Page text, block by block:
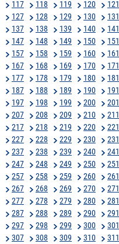
117
118 119 120 121
127
128 129 130 131
137
138 139 140 141
147
148 149 150 151
157
158 159 160 161
167
168 169 170 171
177
178 179 180 181
187
188 189 190 191
197
198 199 200 201
207
208 209 210 211
217
218 219 220 221
227
228 229 230 231
237
238 239 240 241
247
248 249 250 251
257
258 259 260 261
267
268 269 270 271
277
278 279 280 281
287
288 289 290 291
297
298 299 300 301
307
308 309 310 311